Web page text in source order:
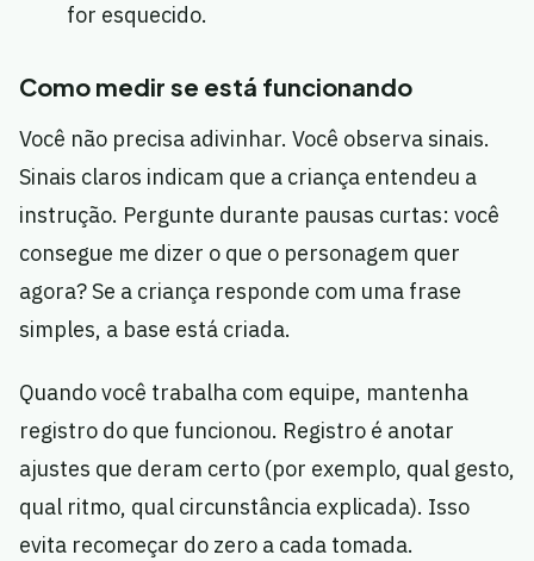
for esquecido.
Como medir se está funcionando
Você não precisa adivinhar. Você observa sinais.
Sinais claros indicam que a criança entendeu a
instrução. Pergunte durante pausas curtas: você
consegue me dizer o que o personagem quer
agora? Se a criança responde com uma frase
simples, a base está criada.
Quando você trabalha com equipe, mantenha
registro do que funcionou. Registro é anotar
ajustes que deram certo (por exemplo, qual gesto,
qual ritmo, qual circunstância explicada). Isso
evita recomeçar do zero a cada tomada.